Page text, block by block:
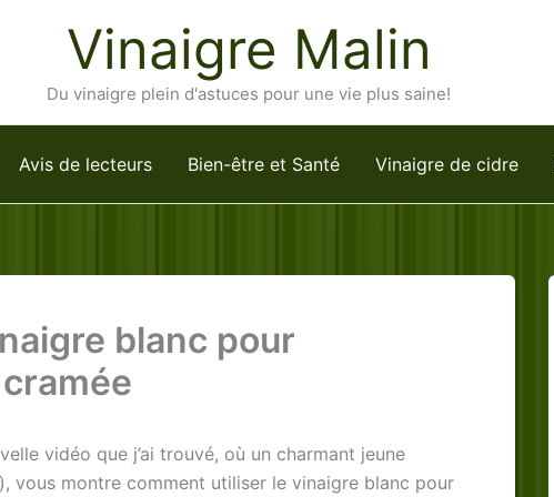
Vinaigre Malin
Du vinaigre plein d'astuces pour une vie plus saine!
Avis de lecteurs Bien-être et Santé Vinaigre de cidre
blanc pour
vidéo que j’ai trouvé, où un charmant jeune
vous montre comment utiliser le vinaigre blanc pour